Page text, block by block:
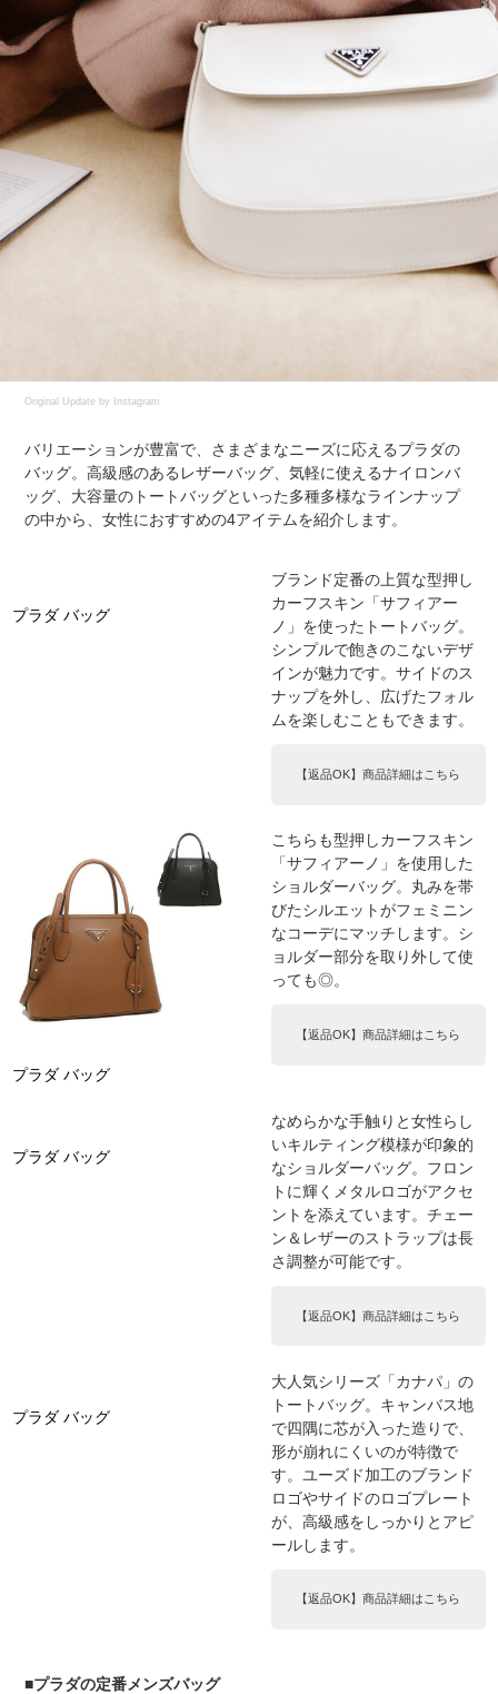
Original Update by Instagram
バリエーションが豊富で、さまざまなニーズに応えるプラダの
バッグ。高級感のあるレザーバッグ、気軽に使えるナイロンバ
ッグ、大容量のトートバッグといった多種多様なラインナップ
の中から、女性におすすめの4アイテムを紹介します。
プラダ バッグ
ブランド定番の上質な型押し
カーフスキン「サフィアー
ノ」を使ったトートバッグ。
シンプルで飽きのこないデザ
インが魅力です。サイドのス
ナップを外し、広げたフォル
ムを楽しむこともできます。
【返品OK】商品詳細はこちら
プラダ バッグ
こちらも型押しカーフスキン
「サフィアーノ」を使用した
ショルダーバッグ。丸みを帯
びたシルエットがフェミニン
なコーデにマッチします。シ
ョルダー部分を取り外して使
っても◎。
【返品OK】商品詳細はこちら
プラダ バッグ
なめらかな手触りと女性らし
いキルティング模様が印象的
なショルダーバッグ。フロン
トに輝くメタルロゴがアクセ
ントを添えています。チェー
ン＆レザーのストラップは長
さ調整が可能です。
【返品OK】商品詳細はこちら
プラダ バッグ
大人気シリーズ「カナパ」の
トートバッグ。キャンバス地
で四隅に芯が入った造りで、
形が崩れにくいのが特徴で
す。ユーズド加工のブランド
ロゴやサイドのロゴプレート
が、高級感をしっかりとアピ
ールします。
【返品OK】商品詳細はこちら
■プラダの定番メンズバッグ